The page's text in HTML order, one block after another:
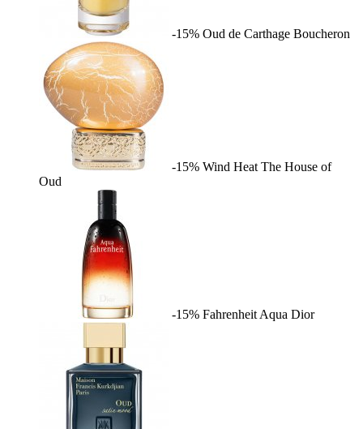
-15% Oud de Carthage Boucheron
-15% Wind Heat The House of
Oud
-15% Fahrenheit Aqua Dior